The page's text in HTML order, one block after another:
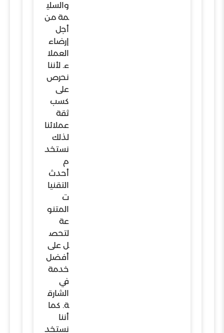
والسلي
مة من
أجل
إرضاء
العملا
ء. لأننا
نحرص
على
كسب
ثقة
عملائنا
لذلك
نستخد
م
أحدث
التقنيا
ت
المتنو
عة
لتحص
ل على
أفضل
خدمة
في
الشارق
ة. كما
أننا
نستخد